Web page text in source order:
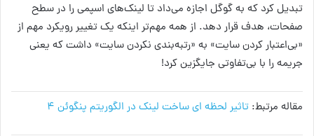
تبدیل کرد که به گوگل اجازه می‌داد تا لینک‌های اسپمی را در سطح
صفحات، هدف قرار دهد. از همه مهم‌تر اینکه یک تغییر رویکرد مهم از
«بی‌اعتبار کردن سایت» به «رتبه‌بندی نکردن سایت» داشت که یعنی
جریمه را با بی‌تفاوتی جایگزین کرد!
مقاله مرتبط: تاثیر لحظه ای ساخت لینک در الگوریتم پنگوئن ٤